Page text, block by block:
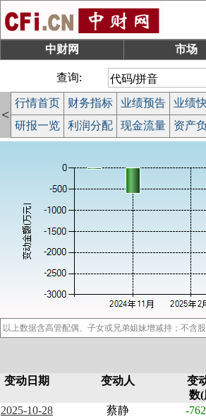
中财网 市场
查询:
<
行情首页 财务指标 业绩预告 业绩
研报一览
利润分配 现金流量 资产
以上数据含高管配偶、子女或兄弟姐妹增减持；不含
变动日期 变动人
变
数(
2025-10-28
蔡静 -